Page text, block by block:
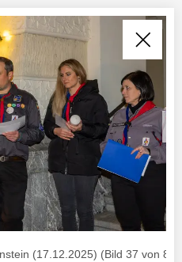
(17.12.2025) (Bild 37 von 85)